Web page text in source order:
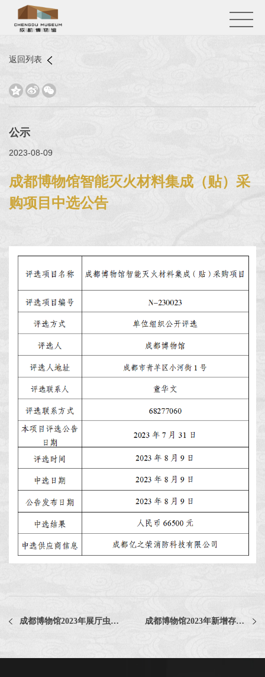
返回列表
  
公示
2023-08-09
成都博物馆智能灭火材料集成（贴）采
购项目中选公告
成都博物馆2023年展厅虫害治理采购项目评选公告 成都博物馆2023年新增存包柜采购项目中选公告